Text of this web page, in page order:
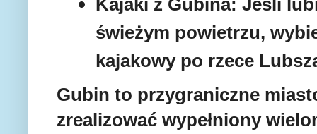
Kajaki z Gubina: Jeśli
świeżym powietrzu,
kajakowy po rzece
Gubin to przygraniczne
zrealizować wypełniony